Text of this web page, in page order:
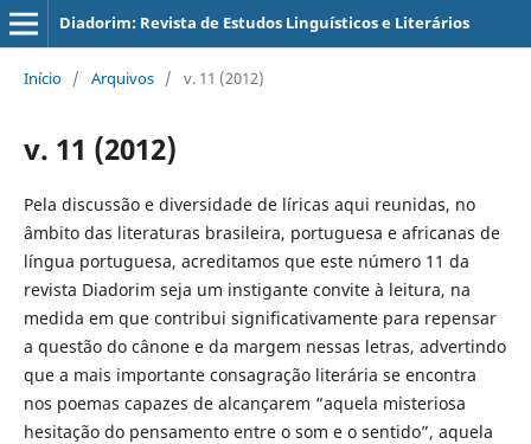
Diadorim: Revista de Estudos Linguísticos e Literários
Início / Arquivos / v. 11 (2012)
v. 11 (2012)
Pela discussão e diversidade de líricas aqui reunidas, no
âmbito das literaturas brasileira, portuguesa e africanas de
língua portuguesa, acreditamos que este número 11 da
revista Diadorim seja um instigante convite à leitura, na
medida em que contribui significativamente para repensar
a questão do cânone e da margem nessas letras, advertindo
que a mais importante consagração literária se encontra
nos poemas capazes de alcançarem “aquela misteriosa
hesitação do pensamento entre o som e o sentido”, aquela